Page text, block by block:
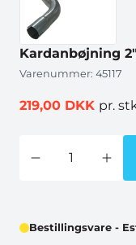
Kardanbøjning
Varenummer: 45117
219,00 DKK pr.
Bestillingsvare -